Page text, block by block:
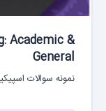
Academic &
General
نمونه سوالات